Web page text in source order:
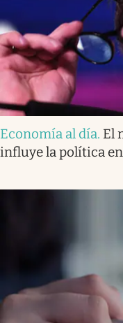
Economía al día. El
influye la política